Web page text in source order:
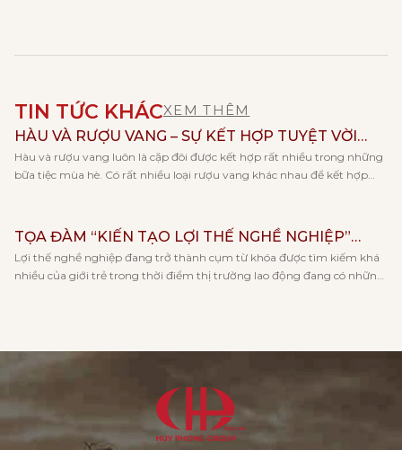
TIN TỨC KHÁCXEM THÊM
HÀU VÀ RƯỢU VANG – SỰ KẾT HỢP TUYỆT VỜI
CHO NGÀY HÈ
Hàu và rượu vang luôn là cặp đôi được kết hợp rất nhiều trong những
bữa tiệc mùa hè. Có rất nhiều loại rượu vang khác nhau để kết hợp
TỌA ĐÀM “KIẾN TẠO LỢI THẾ NGHỀ NGHIỆP”
CÙNG KHOA KẾ TOÁN – TRƯỜNG ĐẠI HỌC KINH
TẾ, ĐHQGHN
Lợi thế nghề nghiệp đang trở thành cụm từ khóa được tìm kiếm khá
nhiều của giới trẻ trong thời điểm thị trường lao động đang có những